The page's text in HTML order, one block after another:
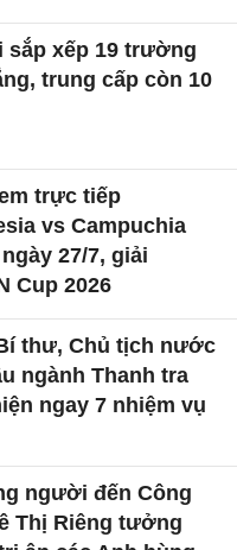
sắp xếp 19 trường
trung cấp còn 10
trực tiếp
vs Campuchia
27/7, giải
Cup 2026
thư, Chủ tịch nước
ngành Thanh tra
ngay 7 nhiệm vụ
người đến Công
Thị Riêng tưởng